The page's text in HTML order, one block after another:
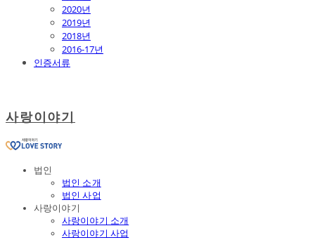
2020년
2019년
2018년
2016-17년
인증서류
사랑이야기
법인
법인 소개
법인 사업
사랑이야기
사랑이야기 소개
사랑이야기 사업